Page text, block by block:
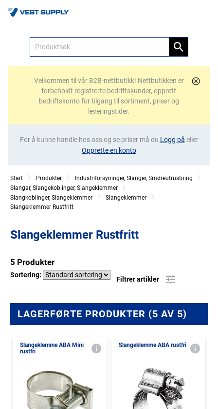
Velkommen til vår B2B-nettbutikk! Nettbutikken er
forbeholdt registrerte bedriftskunder, opprett
bedriftskonto for tilgang til sortiment, priser og
leveringstider.
For å kunne handle hos oss og se priser må du Logg på eller
Opprette en konto
Start Produkter
Industriforsyninger, Slanger, Smøreutrustning
Slangar, Slangekoblinger, Slangeklemmer
Slangkoblinger, Slangeklemmer
Slangeklemmer
Slangeklemmer Rustfritt
Slangeklemmer Rustfritt
5 Produkter
Sortering:
Filtrer artikler
LAGERFØRTE PRODUKTER (5 AV 5)
Slangeklemme ABA Mini
rustfri
Slangeklemme ABA rustfri